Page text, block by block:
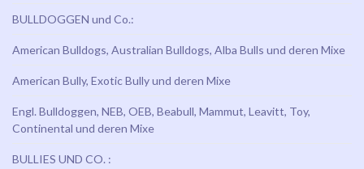
BULLDOGGEN und Co.:
American Bulldogs, Australian Bulldogs, Alba Bulls und deren Mixe
American Bully, Exotic Bully und deren Mixe
Engl. Bulldoggen, NEB, OEB, Beabull, Mammut, Leavitt, Toy,
Continental und deren Mixe
BULLIES UND CO. :